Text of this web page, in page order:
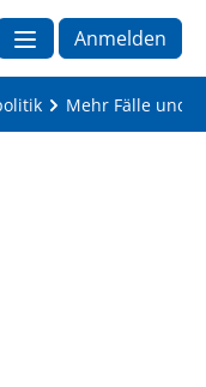
Anmelden
Mehr Fälle und